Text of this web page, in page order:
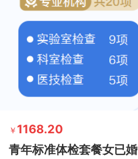
￥ 1168.20
青年标准体检套餐女已婚